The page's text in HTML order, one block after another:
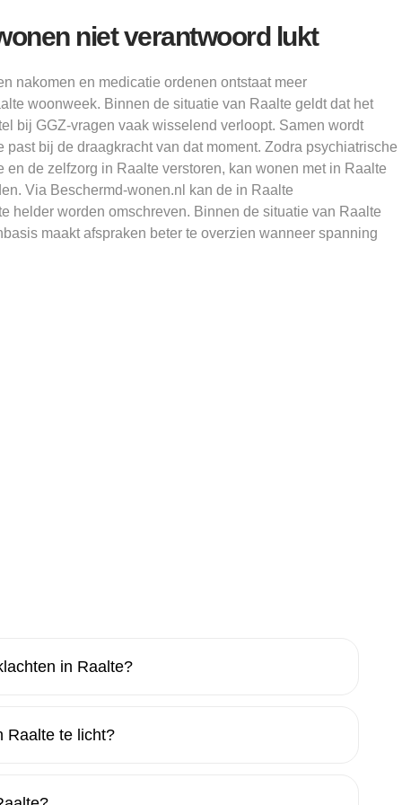
niet verantwoord lukt
nakomen en medicatie ordenen ontstaat meer
woonweek. Binnen de situatie van Raalte geldt dat het
bij GGZ-vragen vaak wisselend verloopt. Samen wordt
bij de draagkracht van dat moment. Zodra psychiatrische
en de zelfzorg in Raalte verstoren, kan wonen met in Raalte
Via Beschermd-wonen.nl kan de in Raalte
helder worden omschreven. Binnen de situatie van Raalte
maakt afspraken beter te overzien wanneer spanning
in Raalte?
Raalte te licht?